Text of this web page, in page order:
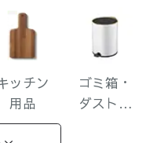
ッチン
用品
ゴミ箱・
ダストボ